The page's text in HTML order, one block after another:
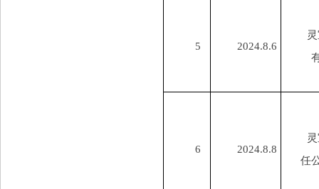
5 2024.8.6
6 2024.8.8
任